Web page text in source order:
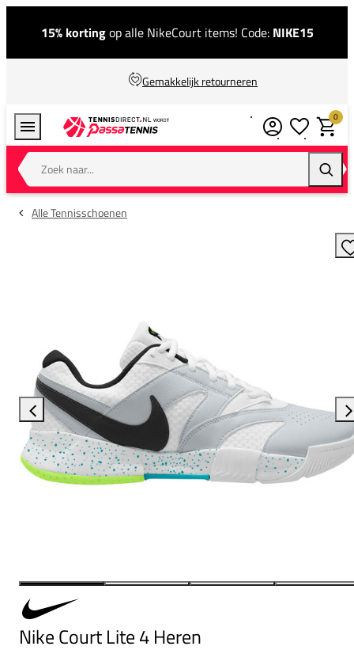
15% kortingop alle NikeCourt items! Code: NIKE15
Gemakkelijk retourneren
Zoek naar...
0
Alle Tennisschoenen
Nike Court Lite 4 Heren